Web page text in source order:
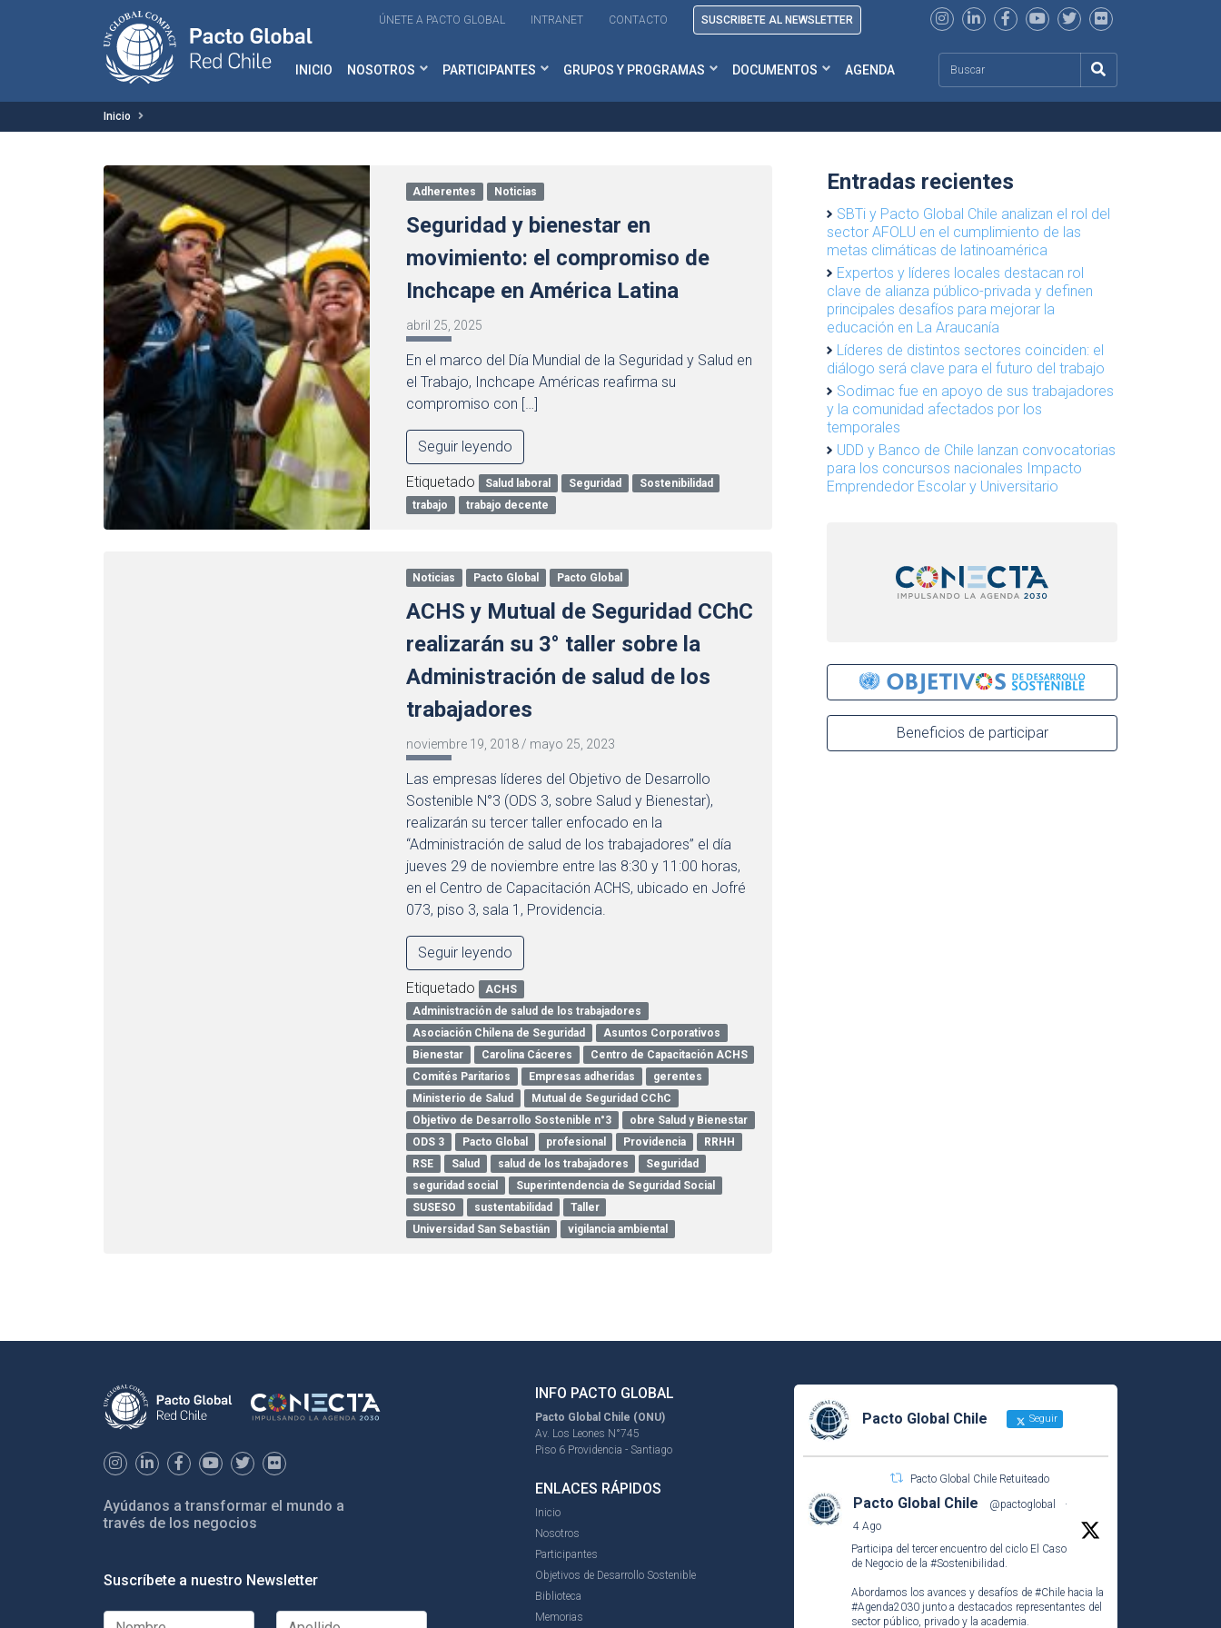
ÚNETE A PACTO GLOBAL INTRANET CONTACTO SUSCRIBETE AL NEWSLETTER
INICIO NOSOTROS PARTICIPANTES GRUPOS Y PROGRAMAS DOCUMENTOS AGENDA
Inicio
Adherentes Noticias
Seguridad y bienestar en
movimiento: el compromiso de
Inchcape en América Latina
abril 25, 2025
En el marco del Día Mundial de la Seguridad y Salud en
el Trabajo, Inchcape Américas reafirma su
compromiso con […]
Seguir leyendo
Etiquetado Salud laboral Seguridad
Sostenibilidad
trabajo
trabajo decente
Noticias Pacto Global Pacto Global
ACHS y Mutual de Seguridad CChC
realizarán su 3° taller sobre la
Administración de salud de los
trabajadores
noviembre 19, 2018 / mayo 25, 2023
Las empresas líderes del Objetivo de Desarrollo
Sostenible N°3 (ODS 3, sobre Salud y Bienestar),
realizarán su tercer taller enfocado en la
“Administración de salud de los trabajadores” el día
jueves 29 de noviembre entre las 8:30 y 11:00 horas,
en el Centro de Capacitación ACHS, ubicado en Jofré
073, piso 3, sala 1, Providencia.
Seguir leyendo
Etiquetado
ACHS
Administración de salud de los trabajadores
Asociación Chilena de Seguridad
Asuntos Corporativos
Bienestar
Carolina Cáceres
Centro de Capacitación ACHS
Comités Paritarios
Empresas adheridas
gerentes
Ministerio de Salud
Mutual de Seguridad CChC
Objetivo de Desarrollo Sostenible n°3
obre Salud y Bienestar
ODS 3
Pacto Global profesional Providencia
RRHH
RSE
Salud salud de los trabajadores
Seguridad
seguridad social
Superintendencia de Seguridad Social
SUSESO
sustentabilidad
Taller
Universidad San Sebastián
vigilancia ambiental
Entradas recientes
SBTi y Pacto Global Chile analizan el rol del
sector AFOLU en el cumplimiento de las
metas climáticas de latinoamérica
Expertos y líderes locales destacan rol
clave de alianza público-privada y definen
principales desafíos para mejorar la
educación en La Araucanía
Líderes de distintos sectores coinciden: el
diálogo será clave para el futuro del trabajo
Sodimac fue en apoyo de sus trabajadores
y la comunidad afectados por los
temporales
UDD y Banco de Chile lanzan convocatorias
para los concursos nacionales Impacto
Emprendedor Escolar y Universitario
Beneficios de participar
Ayúdanos a transformar el mundo a
través de los negocios
Suscríbete a nuestro Newsletter
INFO PACTO GLOBAL
Pacto Global Chile (ONU)
Av. Los Leones N°745
Piso 6 Providencia - Santiago
ENLACES RÁPIDOS
Inicio
Nosotros
Participantes
Objetivos de Desarrollo Sostenible
Biblioteca
Memorias
Pacto Global Chile Seguir
Pacto Global Chile Retuiteado
Pacto Global Chile @pactoglobal
·
4 Ago
Participa del tercer encuentro del ciclo El Caso
de Negocio de la #Sostenibilidad.
Abordamos los avances y desafíos de #Chile hacia la
#Agenda2030 junto a destacados representantes del
sector público, privado y la academia.